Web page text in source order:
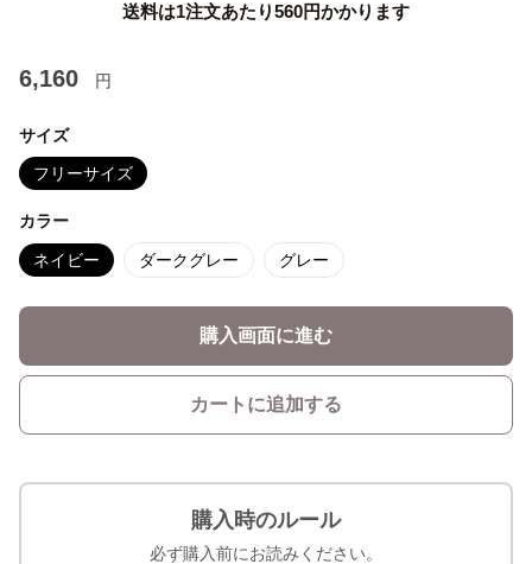
送料は1注文あたり560円かかります
6,160 円
サイズ
フリーサイズ
カラー
ネイビー ダークグレー グレー
購入画面に進む
カートに追加する
購入時のルール
必ず購入前にお読みください。